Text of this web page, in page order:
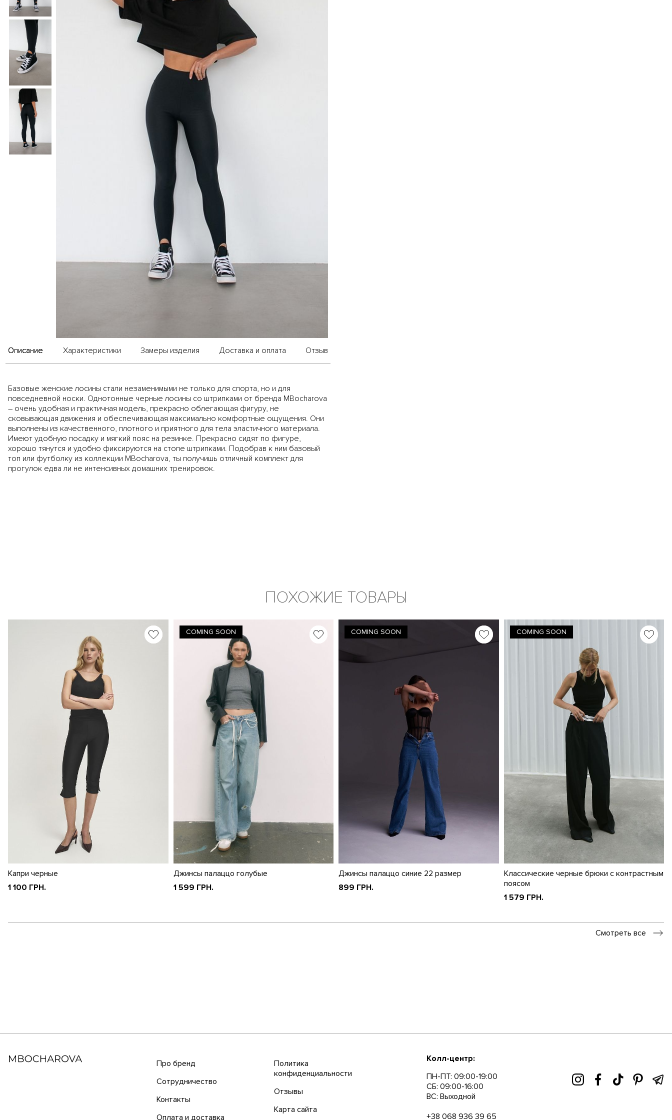
Описание Характеристики Замеры изделия Доставка и оплата Отзыв
Базовые женские лосины стали незаменимыми не только для спорта, но и для
повседневной носки. Однотонные черные лосины со штрипками от бренда MBocharova
– очень удобная и практичная модель, прекрасно облегающая фигуру, не
сковывающая движения и обеспечивающая максимально комфортные ощущения. Они
выполнены из качественного, плотного и приятного для тела эластичного материала.
Имеют удобную посадку и мягкий пояс на резинке. Прекрасно сидят по фигуре,
хорошо тянутся и удобно фиксируются на стопе штрипками. Подобрав к ним базовый
топ или футболку из коллекции MBocharova, ты получишь отличный комплект для
прогулок едва ли не интенсивных домашних тренировок.
ПОХОЖИЕ ТОВАРЫ
Капри черные
1 100 ГРН.
COMING SOON
Джинсы палаццо голубые
1 599 ГРН.
COMING SOON
Джинсы палаццо синие 22 размер
899 ГРН.
COMING SOON
Классические черные брюки с контрастным
поясом
1 579 ГРН.
Смотреть все
Про бренд
Сотрудничество
Контакты
Оплата и доставка
Политика
конфиденциальности
Отзывы
Карта сайта
Колл-центр:
ПН-ПТ: 09:00-19:00
СБ: 09:00-16:00
ВС: Выходной
+38 068 936 39 65